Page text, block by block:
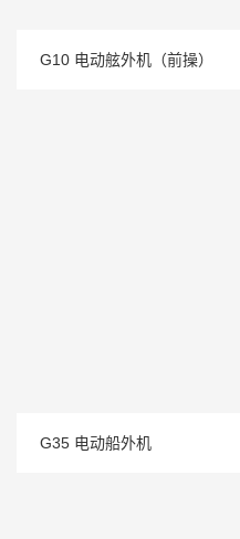
额定电压 / 电流：96V / 105Ah
G10 电动舷外机（前操）
额定电压/电流：350V / 100Ah
G35 电动船外机